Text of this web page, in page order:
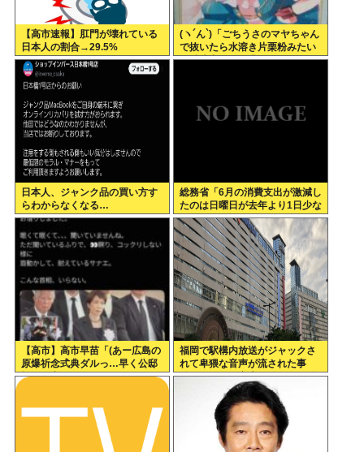
【高市速報】肛門が壊れている
日本人の割合→29.5%
(ヽ´ん`)「ごちうさのマヤちゃん
で抜いたら水溶き片栗粉みたい
な精液出てきて我ながらビビっ
日本人、ジャンク品の買い方す
らわからなくなる…
総務省「6月の消費支出が激減し
たのは日曜日が去年より1日少な
かったから」
【高市】高市早苗「(あー広島の
原爆祈念式典ダルっ…早く公邸
帰って寝たいわ…)」ウトウト
福岡で駅構内放送がジャックさ
れて卑猥な音声が流された事
件、やはり元音声は動ありの動